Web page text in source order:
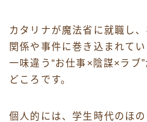
カタリナが魔法省に就職し
関係や事件に巻き込まれて
一味違う“お仕事×陰謀×ラブ
どころです。
個人的には、学生時代のほ